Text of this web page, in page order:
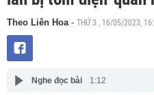
Theo Liên Hoa - THỨ 3 , 16/05/2023,
Nghe đọc bài 1:12